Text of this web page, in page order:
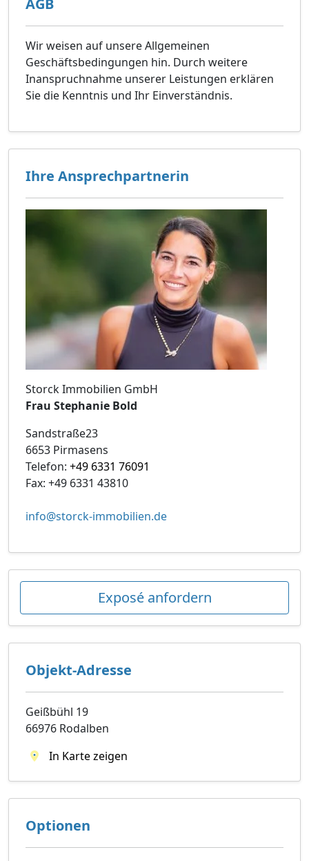
AGB
Wir weisen auf unsere Allgemeinen
Geschäftsbedingungen hin. Durch weitere
Inanspruchnahme unserer Leistungen erklären
Sie die Kenntnis und Ihr Einverständnis.
Ihre Ansprechpartnerin
Storck Immobilien GmbH
Frau Stephanie Bold
Sandstraße23
6653 Pirmasens
Telefon: +49 6331 76091
Fax: +49 6331 43810
info@storck-immobilien.de
Exposé anfordern
Objekt-Adresse
Geißbühl 19
66976 Rodalben
In Karte zeigen
Optionen